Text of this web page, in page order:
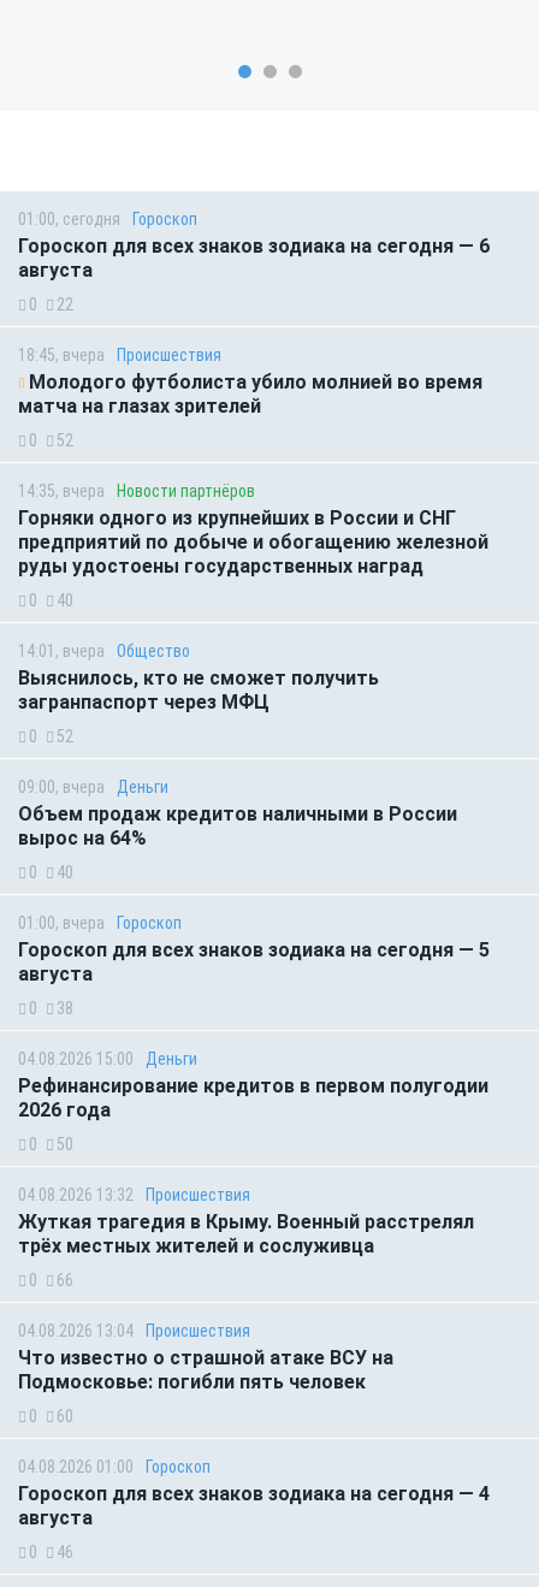
01:00, сегодня Гороскоп
Гороскоп для всех знаков зодиака на сегодня — 6
августа
0 22
18:45, вчера Происшествия
Молодого футболиста убило молнией во время
матча на глазах зрителей
0 52
14:35, вчера Новости партнёров
Горняки одного из крупнейших в России и СНГ
предприятий по добыче и обогащению железной
руды удостоены государственных наград
0 40
14:01, вчера Общество
Выяснилось, кто не сможет получить
загранпаспорт через МФЦ
0 52
09:00, вчера Деньги
Объем продаж кредитов наличными в России
вырос на 64%
0 40
01:00, вчера Гороскоп
Гороскоп для всех знаков зодиака на сегодня — 5
августа
0 38
04.08.2026 15:00 Деньги
Рефинансирование кредитов в первом полугодии
2026 года
0 50
04.08.2026 13:32 Происшествия
Жуткая трагедия в Крыму. Военный расстрелял
трёх местных жителей и сослуживца
0 66
04.08.2026 13:04 Происшествия
Что известно о страшной атаке ВСУ на
Подмосковье: погибли пять человек
0 60
04.08.2026 01:00 Гороскоп
Гороскоп для всех знаков зодиака на сегодня — 4
августа
0 46